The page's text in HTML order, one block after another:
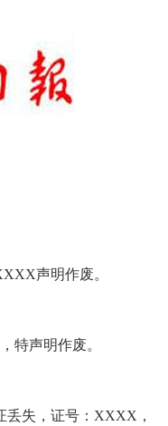
声明作废。
特声明作废。
失，证号：XXXX，